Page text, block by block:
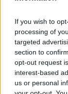
If you wish to
processing of
targeted
section to
opt-out request
interest-based
us or personal
DATOS
EN TELEVISIÓN
A fecha de hoy08/
estadísticos de
equipoSão Bento
dar los siguientes